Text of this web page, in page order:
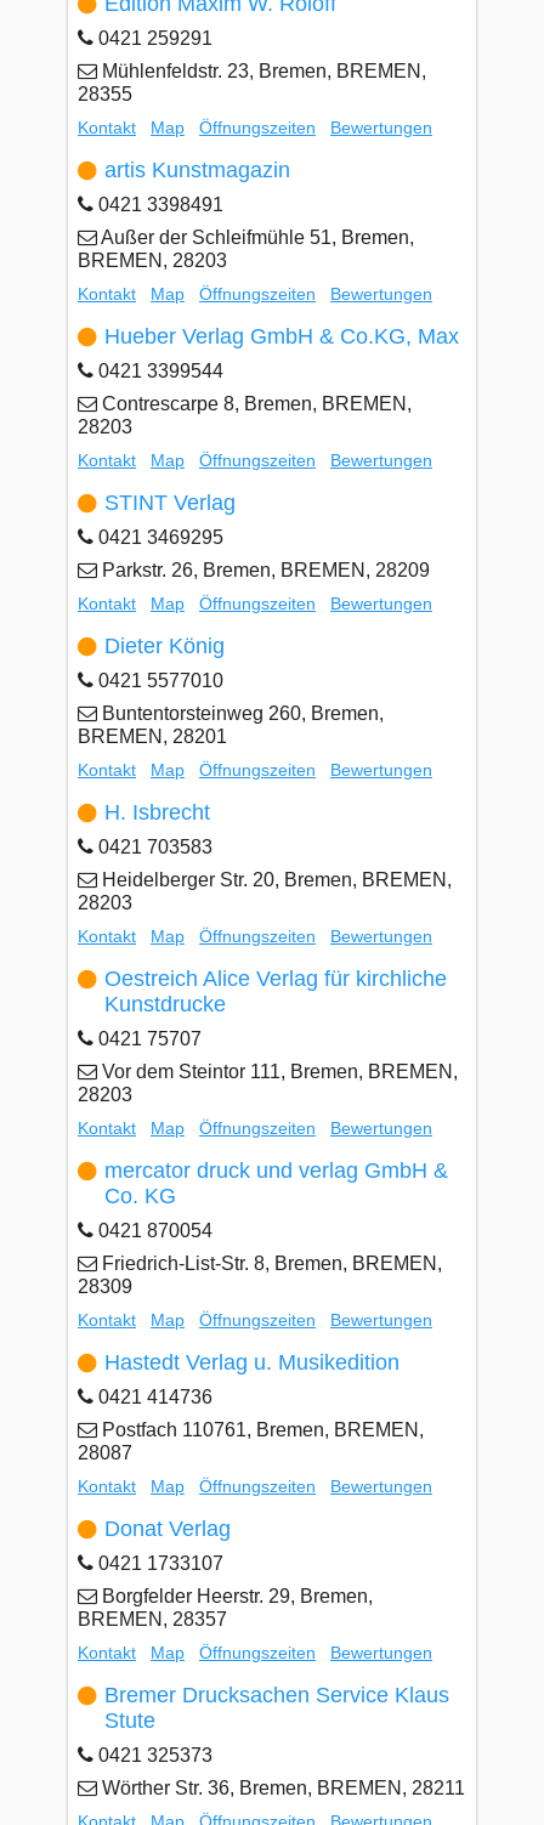
0421 259291
Mühlenfeldstr. 23, Bremen, BREMEN,
28355
Kontakt Map Öffnungszeiten Bewertungen
artis Kunstmagazin
0421 3398491
Außer der Schleifmühle 51, Bremen,
BREMEN, 28203
Kontakt Map Öffnungszeiten Bewertungen
Hueber Verlag GmbH & Co.KG, Max
0421 3399544
Contrescarpe 8, Bremen, BREMEN,
28203
Kontakt Map Öffnungszeiten Bewertungen
STINT Verlag
0421 3469295
Parkstr. 26, Bremen, BREMEN, 28209
Kontakt Map Öffnungszeiten Bewertungen
Dieter König
0421 5577010
Buntentorsteinweg 260, Bremen,
BREMEN, 28201
Kontakt Map Öffnungszeiten Bewertungen
H. Isbrecht
0421 703583
Heidelberger Str. 20, Bremen, BREMEN,
28203
Kontakt Map Öffnungszeiten Bewertungen
Oestreich Alice Verlag für kirchliche
Kunstdrucke
0421 75707
Vor dem Steintor 111, Bremen, BREMEN,
28203
Kontakt Map Öffnungszeiten Bewertungen
mercator druck und verlag GmbH &
Co. KG
0421 870054
Friedrich-List-Str. 8, Bremen, BREMEN,
28309
Kontakt Map Öffnungszeiten Bewertungen
Hastedt Verlag u. Musikedition
0421 414736
Postfach 110761, Bremen, BREMEN,
28087
Kontakt Map Öffnungszeiten Bewertungen
Donat Verlag
0421 1733107
Borgfelder Heerstr. 29, Bremen,
BREMEN, 28357
Kontakt Map Öffnungszeiten Bewertungen
Bremer Drucksachen Service Klaus
Stute
0421 325373
Wörther Str. 36, Bremen, BREMEN, 28211